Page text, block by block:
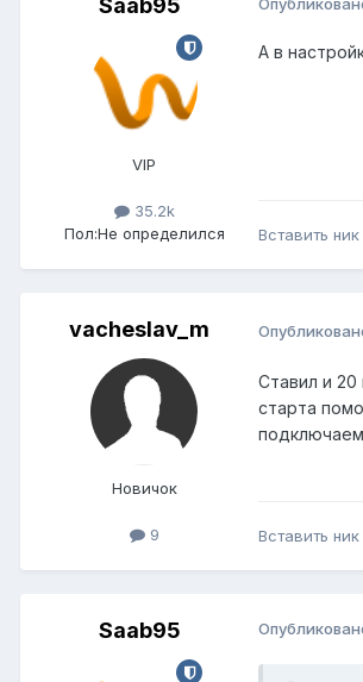
Saab95
VIP
35.2k
Пол:Не определился
А в
Вставить ник
vacheslav_m
Новичок
9
Ставил и
старта
Вставить ник
Saab95